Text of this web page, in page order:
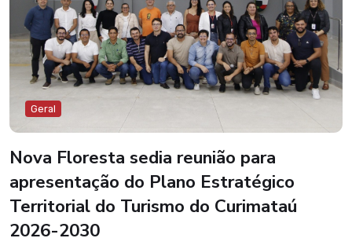
Geral
Nova Floresta sedia reunião para
apresentação do Plano Estratégico
Territorial do Turismo do Curimataú
2026-2030